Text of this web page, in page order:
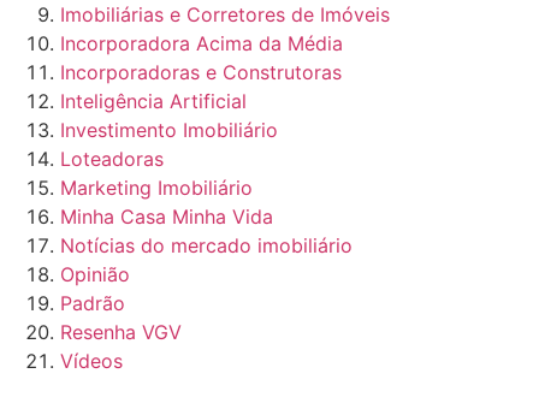
Imobiliárias e Corretores de Imóveis
Incorporadora Acima da Média
Incorporadoras e Construtoras
Inteligência Artificial
Investimento Imobiliário
Loteadoras
Marketing Imobiliário
Minha Casa Minha Vida
Notícias do mercado imobiliário
Opinião
Padrão
Resenha VGV
Vídeos